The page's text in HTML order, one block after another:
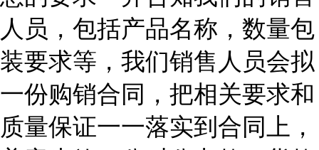
人员，包括产品名称，数量包
装要求等，我们销售人员会拟
一份购销合同，把相关要求和
质量保证一一落实到合同上，